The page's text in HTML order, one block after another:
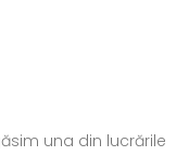
una din lucrările